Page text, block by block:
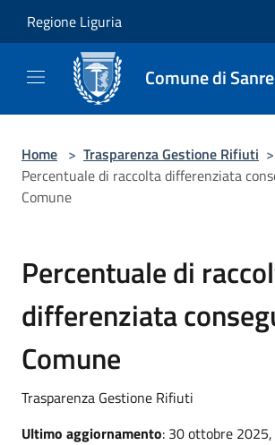
Regione Liguria
Comune di
Home > Trasparenza Gestione Rifiuti >
Percentuale di raccolta differenziata
Comune
Percentuale di
differenziata
Comune
Trasparenza Gestione Rifiuti
Ultimo aggiornamento: 30 ottobre